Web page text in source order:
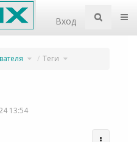
Вход
Переключите
дерево
иерархии
Теги Переключите
дерево
иерархии
13:54